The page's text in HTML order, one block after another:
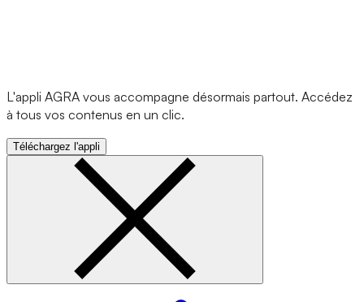
L'appli AGRA vous accompagne désormais partout. Accédez
à tous vos contenus en un clic.
Téléchargez l'appli